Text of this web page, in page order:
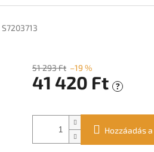
S7203713
51 293 Ft –19 %
41 420 Ft ?
Hozzáadás